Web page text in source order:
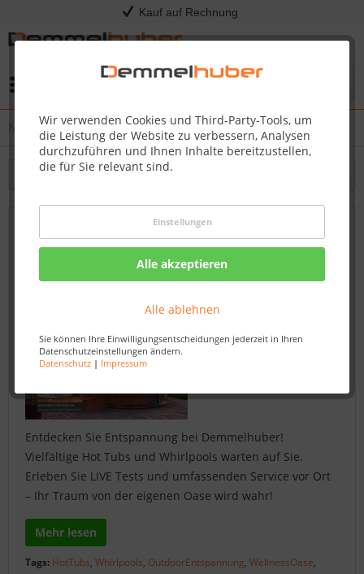
Kauf auf Rechnung
Wir verwenden Cookies und Third-Party-Tools, um
die Leistung der Website zu verbessern, Analysen
durchzuführen und Ihnen Inhalte bereitzustellen,
die für Sie relevant sind.
Einstellungen
Alle akzeptieren
Alle ablehnen
Sie können Ihre Einwilligungsentscheidungen jederzeit in Ihren
Datenschutzeinstellungen ändern.
Datenschutz| Impressum
News
Filtern
HOT TUBS & WHIRLPOOLS - Jetzt in
unserer Ausstellung mit LIVE
Funktionstest!
Entdecken Sie Entspannung bei Demmelhuber!
Vielfältige Hot Tubs und Whirlpools warten auf Sie.
Erleben Sie LIVE Tests und umfassenden Service vor Ort
– Ihr Traum von der eigenen Oase wird wahr!
Mehr lesen
Tags: HotTubs, Whirlpools, OutdoorEntspannung, WellnessOase,